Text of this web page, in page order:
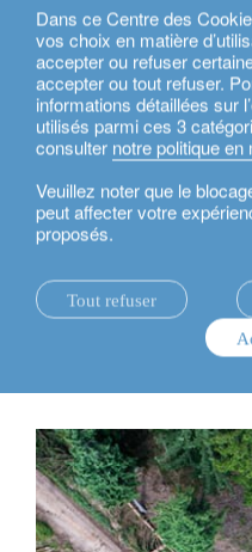
Dans ce Centre des
vos choix en matière
accepter ou refuser
accepter ou tout refuser.
informations détaillées sur
utilisés parmi ces 3
consulter notre politique
Veuillez noter que le
peut affecter votre
proposés.
Tout refuser
Français
actualités. FT
FT Rethink
Mettre fin à
puis à